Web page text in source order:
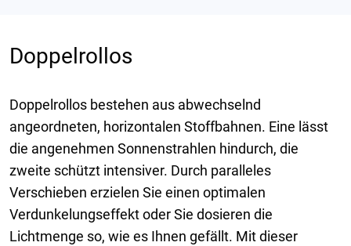
Doppelrollos
Doppelrollos bestehen aus abwechselnd
angeordneten, horizontalen Stoffbahnen. Eine lässt
die angenehmen Sonnenstrahlen hindurch, die
zweite schützt intensiver. Durch paralleles
Verschieben erzielen Sie einen optimalen
Verdunkelungseffekt oder Sie dosieren die
Lichtmenge so, wie es Ihnen gefällt. Mit dieser